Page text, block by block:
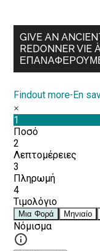
GIVE AN
REDONNER VIE
Findout more-En